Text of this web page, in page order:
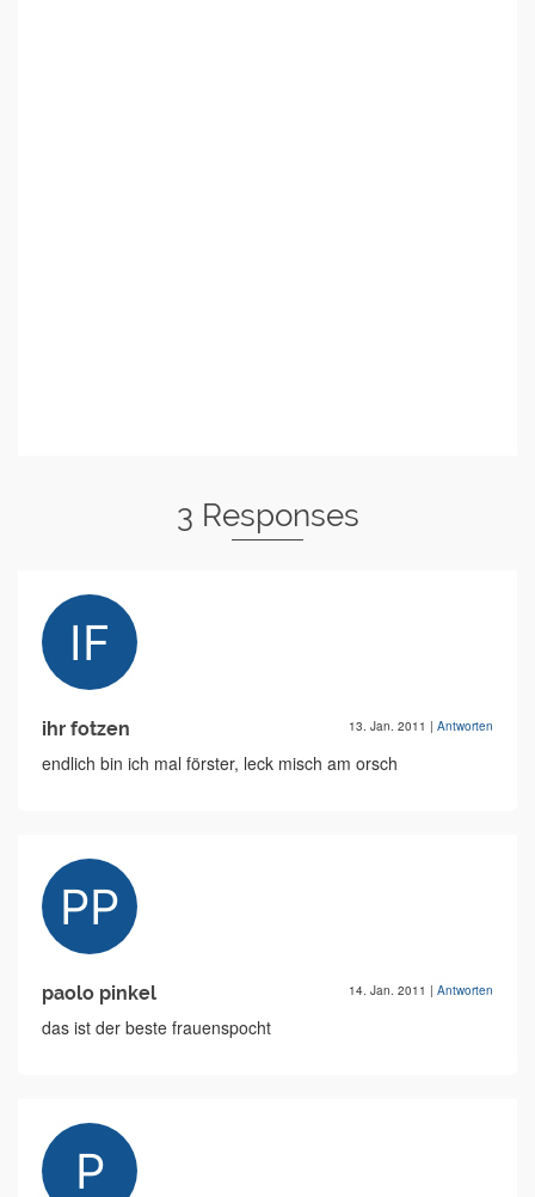
3 Responses
ihr fotzen 13. Jan. 2011 | Antworten
endlich bin ich mal förster, leck misch am orsch
paolo pinkel 14. Jan. 2011 | Antworten
das ist der beste frauenspocht